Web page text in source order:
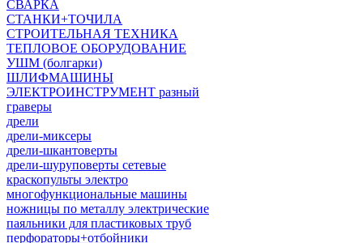
СВАРКА
СТАНКИ+ТОЧИЛА
СТРОИТЕЛЬНАЯ ТЕХНИКА
ТЕПЛОВОЕ ОБОРУДОВАНИЕ
УШМ (болгарки)
ШЛИФМАШИНЫ
ЭЛЕКТРОИНСТРУМЕНТ разный
граверы
дрели
дрели-миксеры
дрели-шкантоверты
дрели-шуруповерты сетевые
краскопульты электро
многофункциональные машины
ножницы по металлу электрические
паяльники для пластиковых труб
перфораторы+отбойники